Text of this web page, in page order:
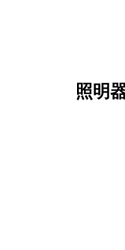
照明